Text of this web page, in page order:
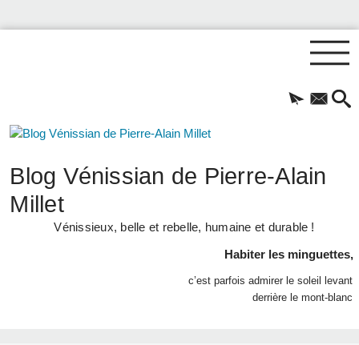
Blog Vénissian de Pierre-Alain
Millet
Vénissieux, belle et rebelle, humaine et durable !
Habiter les minguettes,
c’est parfois admirer le soleil levant
derrière le mont-blanc